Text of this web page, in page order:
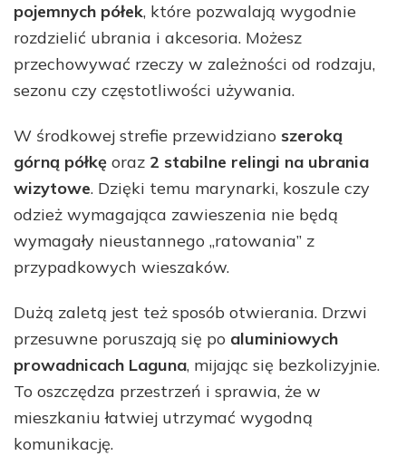
pojemnych półek, które pozwalają wygodnie
rozdzielić ubrania i akcesoria. Możesz
przechowywać rzeczy w zależności od rodzaju,
sezonu czy częstotliwości używania.
W środkowej strefie przewidziano szeroką
górną półkę oraz 2 stabilne relingi na ubrania
wizytowe. Dzięki temu marynarki, koszule czy
odzież wymagająca zawieszenia nie będą
wymagały nieustannego „ratowania” z
przypadkowych wieszaków.
Dużą zaletą jest też sposób otwierania. Drzwi
przesuwne poruszają się po aluminiowych
prowadnicach Laguna, mijając się bezkolizyjnie.
To oszczędza przestrzeń i sprawia, że w
mieszkaniu łatwiej utrzymać wygodną
komunikację.